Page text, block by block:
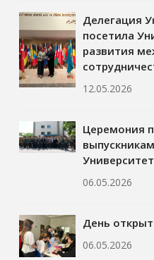
Делегация
посетила
развития
12.05.2026
Церемония
06.05.2026
День
06.05.2026